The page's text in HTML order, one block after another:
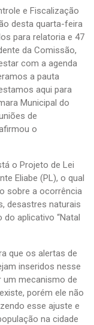
e Fiscalização
desta quarta-feira
para relatoria e 47
da Comissão,
com a agenda
a pauta
aqui para
Municipal do
de
o
o Projeto de Lei
Eliabe (PL), o qual
sobre a ocorrência
desastres naturais
aplicativo “Natal
que os alertas de
inseridos nesse
um mecanismo de
porém ele não
esse ajuste e
na cidade